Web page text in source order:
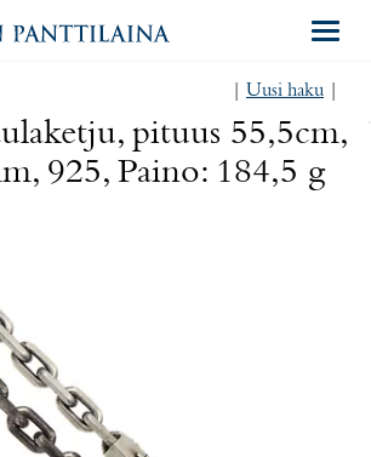
Uusi haku
pituus 55,5cm,
925, Paino: 184,5 g